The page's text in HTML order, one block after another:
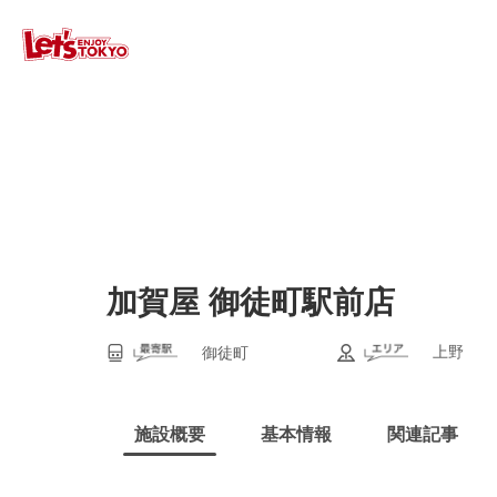
加賀屋 御徒町駅前店
御徒町 上野
施設概要 基本情報 関連記事